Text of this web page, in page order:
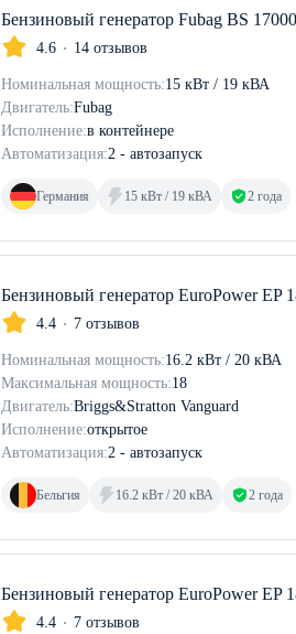
Бензиновый генератор Fubag BS
4.6 14 отзывов
Номинальная мощность:15 кВт / 19 кВА
Двигатель:Fubag
Исполнение:в контейнере
Автоматизация:2 - автозапуск
Германия 15 кВт / 19 кВА 2 года
Бензиновый генератор EuroPower EP
4.4 7 отзывов
Номинальная мощность:16.2 кВт / 20 кВА
Максимальная мощность:18
Двигатель:Briggs&Stratton Vanguard
Исполнение:открытое
Автоматизация:2 - автозапуск
Бельгия 16.2 кВт / 20 кВА 2 года
Бензиновый генератор EuroPower EP
4.4 7 отзывов